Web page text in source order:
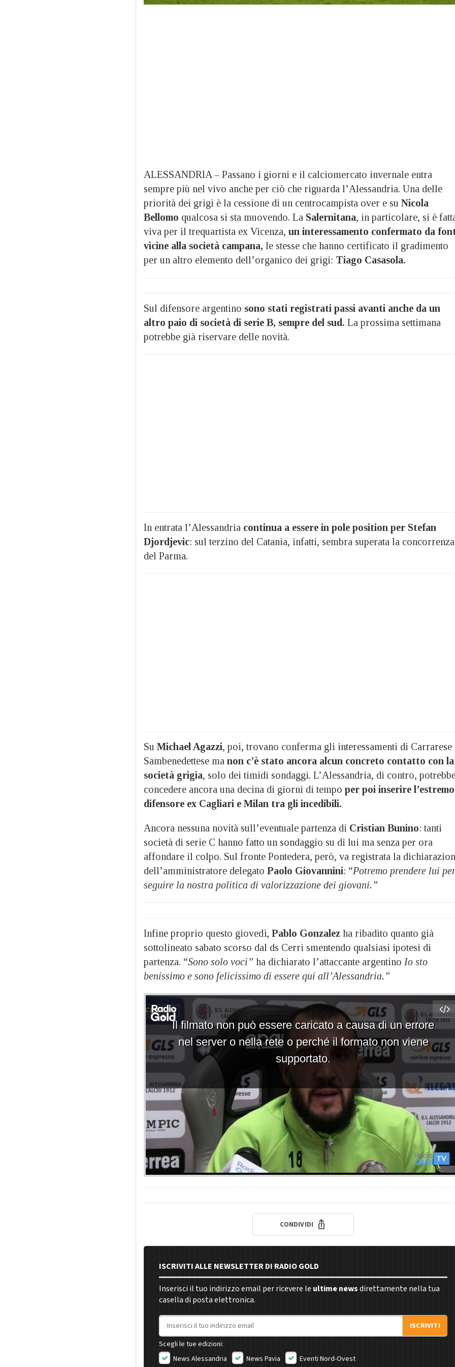
ALESSANDRIA – Passano i giorni e il calciomercato invernale entra
sempre più nel vivo anche per ciò che riguarda l’Alessandria. Una delle
priorità dei grigi è la cessione di un centrocampista over e su Nicola
Bellomo qualcosa si sta muovendo. La Salernitana, in particolare, si è
viva per il trequartista ex Vicenza, un interessamento confermato da
vicine alla società campana, le stesse che hanno certificato il gradimento
per un altro elemento dell’organico dei grigi: Tiago Casasola.
Sul difensore argentino sono stati registrati passi avanti anche da un
altro paio di società di serie B, sempre del sud. La prossima settimana
potrebbe già riservare delle novità.
In entrata l’Alessandria continua a essere in pole position per Stefan
Djordjevic: sul terzino del Catania, infatti, sembra superata la concorrenza
del Parma.
Su Michael Agazzi, poi, trovano conferma gli interessamenti di Carrarese
Sambenedettese ma non c’è stato ancora alcun concreto contatto con la
società grigia, solo dei timidi sondaggi. L’Alessandria, di contro,
concedere ancora una decina di giorni di tempo per poi inserire l’estremo
difensore ex Cagliari e Milan tra gli incedibili.
Ancora nessuna novità sull’eventuale partenza di Cristian Bunino: tanti
società di serie C hanno fatto un sondaggio su di lui ma senza per ora
affondare il colpo. Sul fronte Pontedera, però, va registrata la
dell’amministratore delegato Paolo Giovannini: “Potremo prendere lui
seguire la nostra politica di valorizzazione dei giovani.”
Infine proprio questo giovedì, Pablo Gonzalez ha ribadito quanto già
sottolineato sabato scorso dal ds Cerri smentendo qualsiasi ipotesi di
partenza. “Sono solo voci” ha dichiarato l’attaccante argentino Io sto
benissimo e sono felicissimo di essere qui all’Alessandria.”
CONDIVIDI
ISCRIVITI ALLE NEWSLETTER DI RADIO GOLD
Inserisci il tuo indirizzo email per ricevere le ultime newsdirettamente nella tua
casella di posta elettronica.
Indirizzo email
ISCRIVITI
Scegli le tue edizioni:
News Alessandria
News Pavia Eventi Nord-Ovest